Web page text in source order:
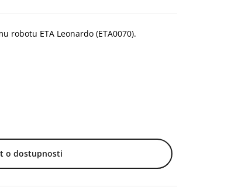
robotu ETA Leonardo (ETA0070).
o dostupnosti